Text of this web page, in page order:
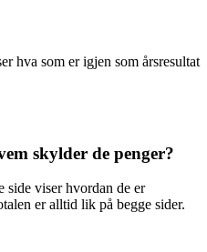
hva som er igjen som årsresultat
skylder de penger?
side viser hvordan de er
er alltid lik på begge sider.